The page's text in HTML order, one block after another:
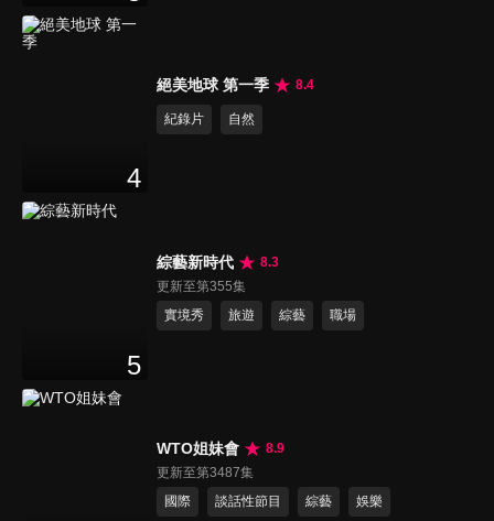
4
絕美地球 第一季 8.4
紀錄片 自然
5
綜藝新時代
8.3
更新至第355集
實境秀
旅遊 綜藝 職場
WTO姐妹會
8.9
更新至第3487集
國際
談話性節目 綜藝 娛樂